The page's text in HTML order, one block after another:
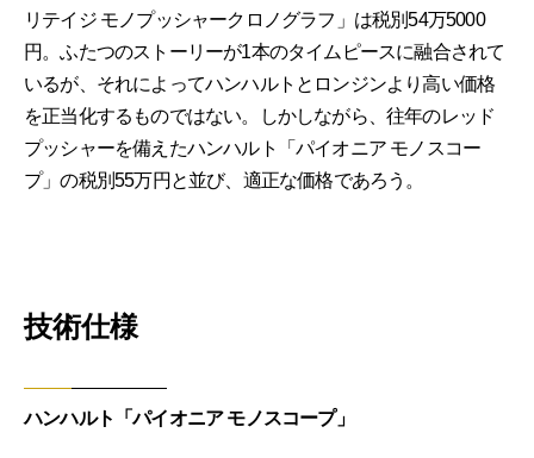
リテイジ モノプッシャークロノグラフ」は税別54万5000
円。ふたつのストーリーが1本のタイムピースに融合されて
いるが、それによってハンハルトとロンジンより高い価格
を正当化するものではない。しかしながら、往年のレッド
プッシャーを備えたハンハルト「パイオニア モノスコー
プ」の税別55万円と並び、適正な価格であろう。
技術仕様
ハンハルト「パイオニア モノスコープ」